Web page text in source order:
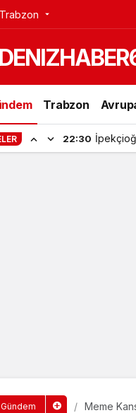
Trabzon
Trabzon
22:30
Gündem Meme
ve İlçelerinde